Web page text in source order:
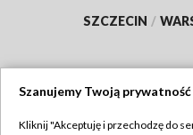
SZCZECIN /
Szanujemy Twoją prywatność
Kliknij "Akceptuję i przechodzę do